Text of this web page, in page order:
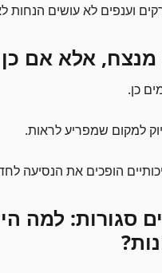
וענפים לא עושים הנחות
מנצח, אלא אם
כן.
למקום שמפריע לראות.
הופכים את הנסיעה
סגורות: למה